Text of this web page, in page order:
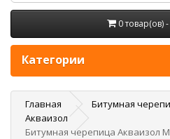
0 товар(ов)
Категории
Главная
Битумная
Акваизол
Битумная черепица Акваизол